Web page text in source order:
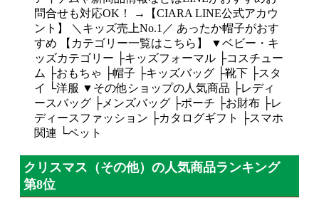
問合せも対応OK！ →【CIARA LINE公式アカウ
ント】 ＼キッズ売上No.1／ あったか帽子がおす
すめ 【カテゴリー一覧はこちら】 ▼ベビー・キ
ッズカテゴリー ├キッズフォーマル ├コスチュー
ム ├おもちゃ ├帽子 ├キッズバッグ ├靴下 ├スタ
イ └洋服 ▼その他ショップの人気商品 ├レディ
ースバッグ ├メンズバッグ ├ポーチ ├お財布 ├レ
ディースファッション ├カタログギフト ├スマホ
関連 └ペット
クリスマス（その他）の人気商品ランキング
第8位